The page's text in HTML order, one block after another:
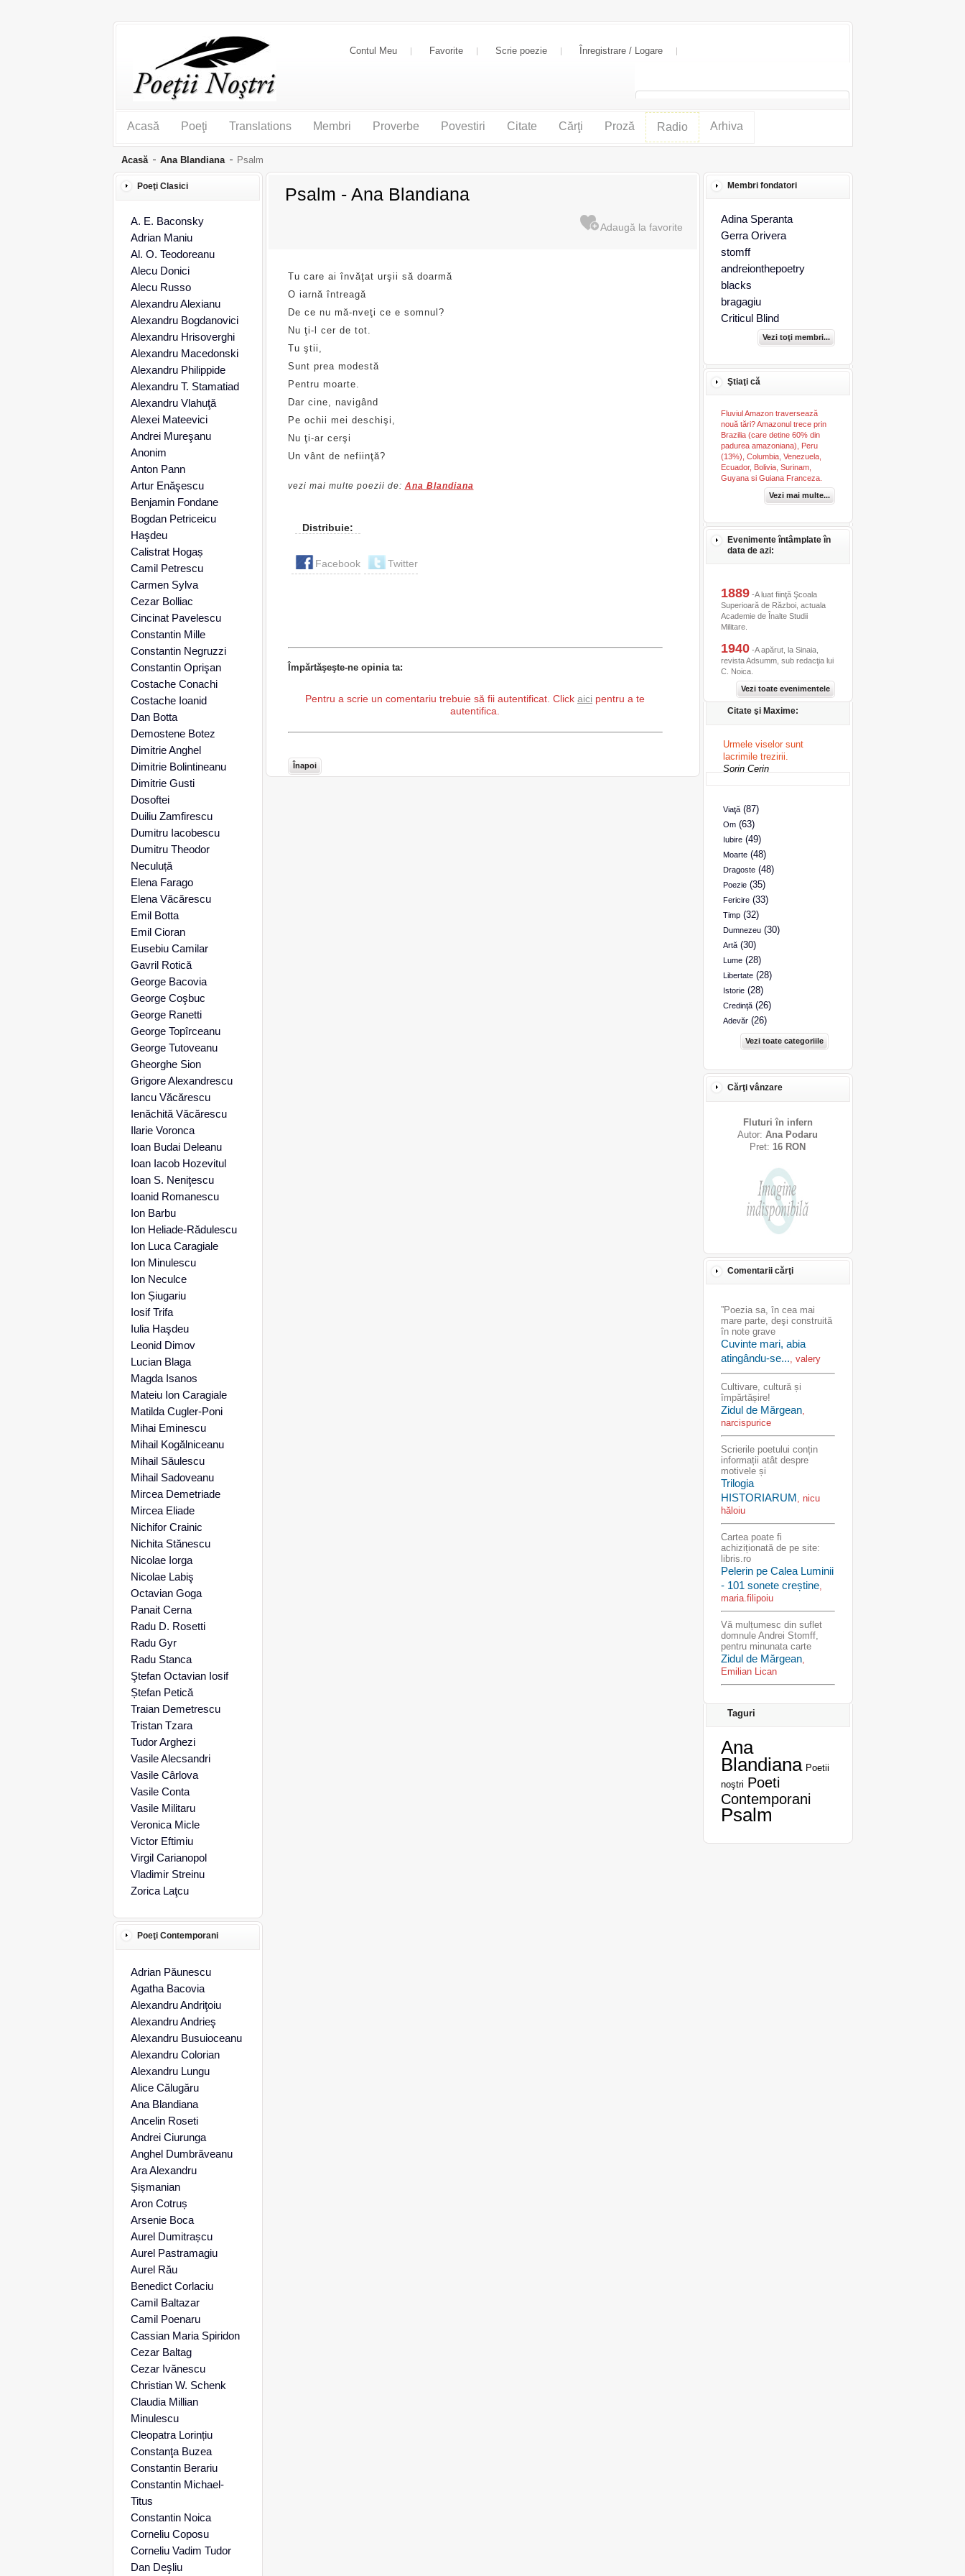
Contul Meu Favorite Scrie poezie Înregistrare / Logare
Acasă Poeţi Translations Membri Proverbe Povestiri Citate Cărţi Proză Radio Arhiva
Acasă Ana Blandiana Psalm
Psalm - Ana Blandiana
Tu care ai învăţat urşii să doarmă
O iarnă întreagă
De ce nu mă-nveţi ce e somnul?
Nu ţi-l cer de tot.
Tu ştii,
Sunt prea modestă
Pentru moarte.
Dar cine, navigând
Pe ochii mei deschişi,
Nu ţi-ar cerşi
Un vânt de nefiinţă?
vezi mai multe poezii de: Ana Blandiana
Distribuie:
Facebook Twitter
Împărtăşeşte-ne opinia ta:
Pentru a scrie un comentariu trebuie să fii autentificat. Click aici pentru a te
autentifica.
Înapoi
Poeţi Clasici
A. E. Baconsky
Adrian Maniu
Al. O. Teodoreanu
Alecu Donici
Alecu Russo
Alexandru Alexianu
Alexandru Bogdanovici
Alexandru Hrisoverghi
Alexandru Macedonski
Alexandru Philippide
Alexandru T. Stamatiad
Alexandru Vlahuţă
Alexei Mateevici
Andrei Mureşanu
Anonim
Anton Pann
Artur Enăşescu
Benjamin Fondane
Bogdan Petriceicu
Haşdeu
Calistrat Hogaș
Camil Petrescu
Carmen Sylva
Cezar Bolliac
Cincinat Pavelescu
Constantin Mille
Constantin Negruzzi
Constantin Oprişan
Costache Conachi
Costache Ioanid
Dan Botta
Demostene Botez
Dimitrie Anghel
Dimitrie Bolintineanu
Dimitrie Gusti
Dosoftei
Duiliu Zamfirescu
Dumitru Iacobescu
Dumitru Theodor
Neculuță
Elena Farago
Elena Văcărescu
Emil Botta
Emil Cioran
Eusebiu Camilar
Gavril Rotică
George Bacovia
George Coşbuc
George Ranetti
George Topîrceanu
George Tutoveanu
Gheorghe Sion
Grigore Alexandrescu
Iancu Văcărescu
Ienăchită Văcărescu
Ilarie Voronca
Ioan Budai Deleanu
Ioan Iacob Hozevitul
Ioan S. Neniţescu
Ioanid Romanescu
Ion Barbu
Ion Heliade-Rădulescu
Ion Luca Caragiale
Ion Minulescu
Ion Neculce
Ion Șiugariu
Iosif Trifa
Iulia Haşdeu
Leonid Dimov
Lucian Blaga
Magda Isanos
Mateiu Ion Caragiale
Matilda Cugler-Poni
Mihai Eminescu
Mihail Kogălniceanu
Mihail Săulescu
Mihail Sadoveanu
Mircea Demetriade
Mircea Eliade
Nichifor Crainic
Nichita Stănescu
Nicolae Iorga
Nicolae Labiş
Octavian Goga
Panait Cerna
Radu D. Rosetti
Radu Gyr
Radu Stanca
Ştefan Octavian Iosif
Ștefan Petică
Traian Demetrescu
Tristan Tzara
Tudor Arghezi
Vasile Alecsandri
Vasile Cârlova
Vasile Conta
Vasile Militaru
Veronica Micle
Victor Eftimiu
Virgil Carianopol
Vladimir Streinu
Zorica Laţcu
Poeţi Contemporani
Adrian Păunescu
Agatha Bacovia
Alexandru Andriţoiu
Alexandru Andrieş
Alexandru Busuioceanu
Alexandru Colorian
Alexandru Lungu
Alice Călugăru
Ana Blandiana
Ancelin Roseti
Andrei Ciurunga
Anghel Dumbrăveanu
Ara Alexandru
Șișmanian
Aron Cotruș
Arsenie Boca
Aurel Dumitrașcu
Aurel Pastramagiu
Aurel Rău
Benedict Corlaciu
Camil Baltazar
Camil Poenaru
Cassian Maria Spiridon
Cezar Baltag
Cezar Ivănescu
Christian W. Schenk
Claudia Millian
Minulescu
Cleopatra Lorințiu
Constanţa Buzea
Constantin Berariu
Constantin Michael-
Titus
Constantin Noica
Corneliu Coposu
Corneliu Vadim Tudor
Dan Deşliu
Membri fondatori
Adina Speranta
Gerra Orivera
stomff
andreionthepoetry
blacks
bragagiu
Criticul Blind
Vezi toţi membri...
Ştiaţi că
Fluviul Amazon traversează
nouă tări? Amazonul trece prin
Brazilia (care detine 60% din
padurea amazoniana), Peru
(13%), Columbia, Venezuela,
Ecuador, Bolivia, Surinam,
Guyana si Guiana Franceza.
Vezi mai multe...
Evenimente întâmplate în
data de azi:
1889-A luat fiinţă Şcoala
Superioară de Război, actuala
Academie de Înalte Studii
Militare.
1940-A apărut, la Sinaia,
revista Adsumm, sub redacţia lui
C. Noica.
Vezi toate evenimentele
Citate şi Maxime:
Urmele viselor sunt
lacrimile trezirii.
Sorin Cerin
Viaţă(87)
Om(63)
Iubire(49)
Moarte(48)
Dragoste(48)
Poezie(35)
Fericire(33)
Timp(32)
Dumnezeu(30)
Artă(30)
Lume(28)
Libertate(28)
Istorie(28)
Credinţă(26)
Adevăr(26)
Vezi toate categoriile
Cărţi vânzare
Fluturi în infern
Autor: Ana Podaru
Pret: 16 RON
Comentarii cărţi
”Poezia sa, în cea mai
mare parte, deşi construită
în note grave
Cuvinte mari, abia
atingându-se..., valery
Cultivare, cultură și
împărtășire!
Zidul de Mărgean,
narcispurice
Scrierile poetului conțin
informații atât despre
motivele și
Trilogia
HISTORIARUM, nicu
hăloiu
Cartea poate fi
achiziționată de pe site:
libris.ro
Pelerin pe Calea Luminii
- 101 sonete creștine,
maria.filipoiu
Vă mulțumesc din suflet
domnule Andrei Stomff,
pentru minunata carte
Zidul de Mărgean,
Emilian Lican
Taguri
Ana
Blandiana Poetii
noştri Poeti
Contemporani
Psalm